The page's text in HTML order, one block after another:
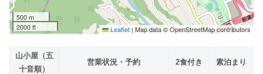
500 m
2000 ft
Leaflet | Map data © OpenStreetMap contributors
山小屋（五
十音順）
営業状況・予約 2食付き 素泊まり